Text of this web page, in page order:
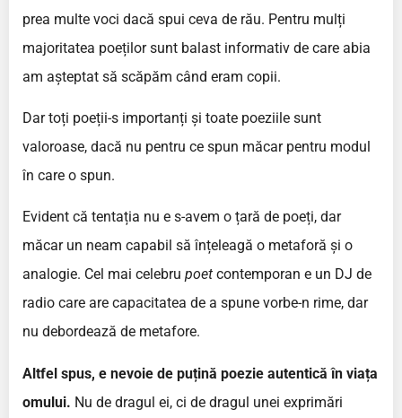
prea multe voci dacă spui ceva de rău. Pentru mulți
majoritatea poeților sunt balast informativ de care abia
am așteptat să scăpăm când eram copii.
Dar toți poeții-s importanți și toate poeziile sunt
valoroase, dacă nu pentru ce spun măcar pentru modul
în care o spun.
Evident că tentația nu e s-avem o țară de poeți, dar
măcar un neam capabil să înțeleagă o metaforă și o
analogie. Cel mai celebru poet contemporan e un DJ de
radio care are capacitatea de a spune vorbe-n rime, dar
nu debordează de metafore.
Altfel spus, e nevoie de puțină poezie autentică în viața
omului. Nu de dragul ei, ci de dragul unei exprimări